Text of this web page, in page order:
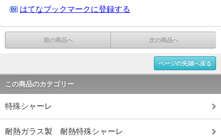
はてなブックマークに登録する
前の商品へ 次の商品へ
ページの先頭へ戻る
この商品のカテゴリー
特殊シャーレ
耐熱ガラス製 耐熱特殊シャーレ